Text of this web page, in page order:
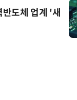
도체 업계 '새